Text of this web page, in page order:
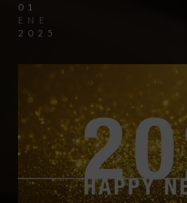
01
ENE
2025